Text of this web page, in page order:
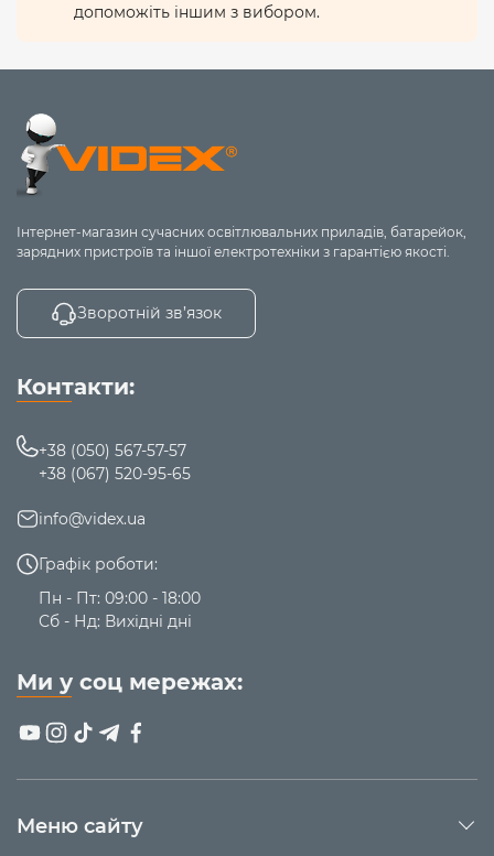
допоможіть іншим з вибором.
Інтернет-магазин сучасних освітлювальних приладів, батарейок,
зарядних пристроїв та іншої електротехніки з гарантією якості.
Зворотній зв’язок
Меню сайту
Контакти:
+38 (050) 567-57-57
+38 (067) 520-95-65
info@videx.ua
Графік роботи:
Пн - Пт: 09:00 - 18:00
Сб - Нд: Вихідні дні
Ми у соц мережах: